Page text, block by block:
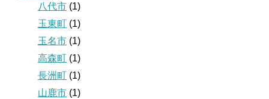
八代市 (1)
玉東町 (1)
玉名市 (1)
高森町 (1)
長洲町 (1)
山鹿市 (1)